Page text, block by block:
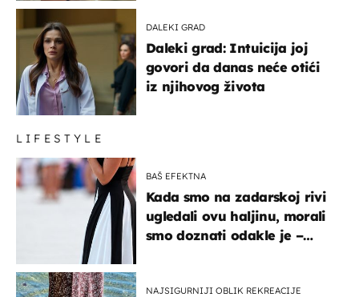
DALEKI GRAD
Daleki grad: Intuicija joj
govori da danas neće otići
iz njihovog života
LIFESTYLE
BAŠ EFEKTNA
Kada smo na zadarskoj rivi
ugledali ovu haljinu, morali
smo doznati odakle je –
NAJSIGURNIJI OBLIK REKREACIJE